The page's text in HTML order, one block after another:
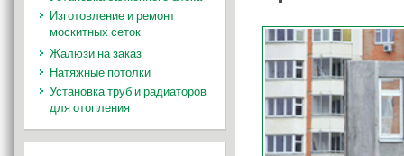
Изготовление и ремонт
москитных сеток
Жалюзи на заказ
Натяжные потолки
Установка труб и радиаторов
для отопления